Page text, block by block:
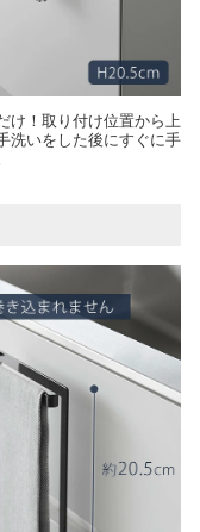
け！取り付け位置から上
洗いをした後にすぐに手